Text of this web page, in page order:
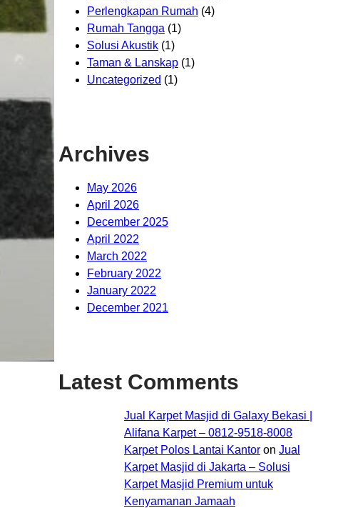
Perlengkapan Rumah (4)
Rumah Tangga (1)
Solusi Akustik (1)
Taman & Lanskap (1)
Uncategorized (1)
Archives
May 2026
April 2026
December 2025
April 2022
March 2022
February 2022
January 2022
December 2021
Latest Comments
Jual Karpet Masjid di Galaxy Bekasi |
Alifana Karpet – 0812-9518-8008
Karpet Polos Lantai Kantor on Jual
Karpet Masjid di Jakarta – Solusi
Karpet Masjid Premium untuk
Kenyamanan Jamaah